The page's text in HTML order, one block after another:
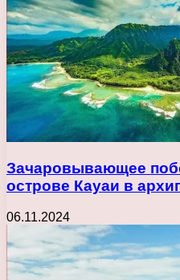
Зачаровывающее
острове Кауаи в
06.11.2024